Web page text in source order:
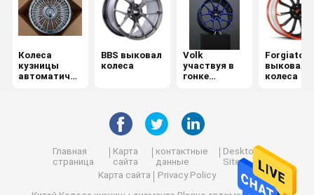
Феррари выковал колеса
monoblock выковало колеса
2 части выковала колеса
Колеса
кузницы
автоматичес
BBS выковал
колеса
Volk
участвуя в
гонке
Forgiato
выковало
колеса
Главная
страница
Карта
сайта
контактные
данные
Desktop
Site
Карта сайта
Privacy Policy